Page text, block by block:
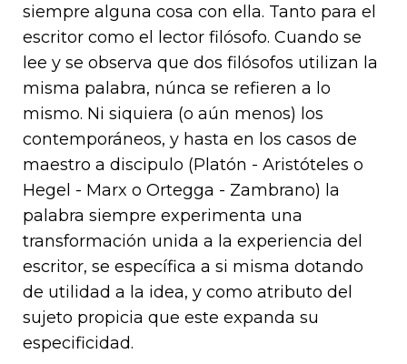
siempre alguna cosa con ella. Tanto para el
escritor como el lector filósofo. Cuando se
lee y se observa que dos filósofos utilizan la
misma palabra, núnca se refieren a lo
mismo. Ni siquiera (o aún menos) los
contemporáneos, y hasta en los casos de
maestro a discipulo (Platón - Aristóteles o
Hegel - Marx o Ortegga - Zambrano) la
palabra siempre experimenta una
transformación unida a la experiencia del
escritor, se específica a si misma dotando
de utilidad a la idea, y como atributo del
sujeto propicia que este expanda su
especificidad.